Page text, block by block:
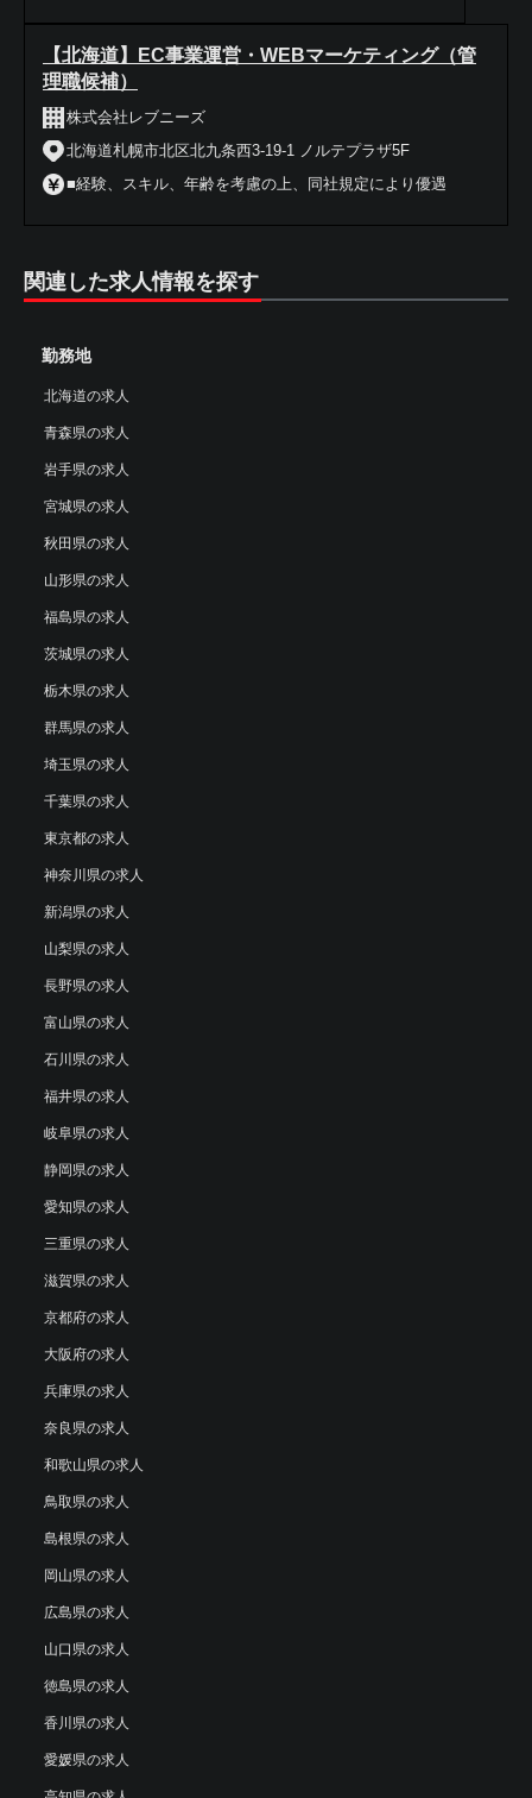
【北海道】EC事業運営・WEBマーケティング（管
理職候補）
株式会社レブニーズ
北海道札幌市北区北九条西3-19-1 ノルテプラザ5F
■経験、スキル、年齢を考慮の上、同社規定により優遇
関連した求人情報を探す
勤務地
北海道の求人
青森県の求人
岩手県の求人
宮城県の求人
秋田県の求人
山形県の求人
福島県の求人
茨城県の求人
栃木県の求人
群馬県の求人
埼玉県の求人
千葉県の求人
東京都の求人
神奈川県の求人
新潟県の求人
山梨県の求人
長野県の求人
富山県の求人
石川県の求人
福井県の求人
岐阜県の求人
静岡県の求人
愛知県の求人
三重県の求人
滋賀県の求人
京都府の求人
大阪府の求人
兵庫県の求人
奈良県の求人
和歌山県の求人
鳥取県の求人
島根県の求人
岡山県の求人
広島県の求人
山口県の求人
徳島県の求人
香川県の求人
愛媛県の求人